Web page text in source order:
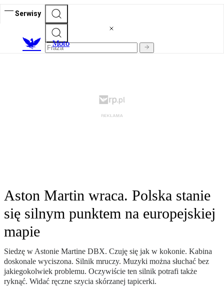
Serwisy
Moto
Aston Martin wraca. Polska stanie
się silnym punktem na europejskiej
mapie
Siedzę w Astonie Martine DBX. Czuję się jak w kokonie. Kabina
doskonale wyciszona. Silnik mruczy. Muzyki można słuchać bez
jakiegokolwiek problemu. Oczywiście ten silnik potrafi także
ryknąć. Widać ręczne szycia skórzanej tapicerki.